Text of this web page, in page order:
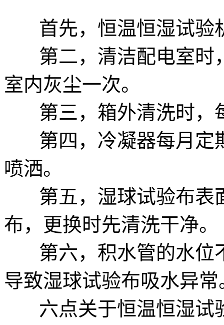
首先，恒温恒湿试验
第二，清洁配电室时
室内灰尘一次。
第三，箱外清洗时，
第四，冷凝器每月定
喷洒。
第五，湿球试验布表
布，更换时先清洗干净。
第六，积水管的水位
导致湿球试验布吸水异常
六点关于恒温恒湿试